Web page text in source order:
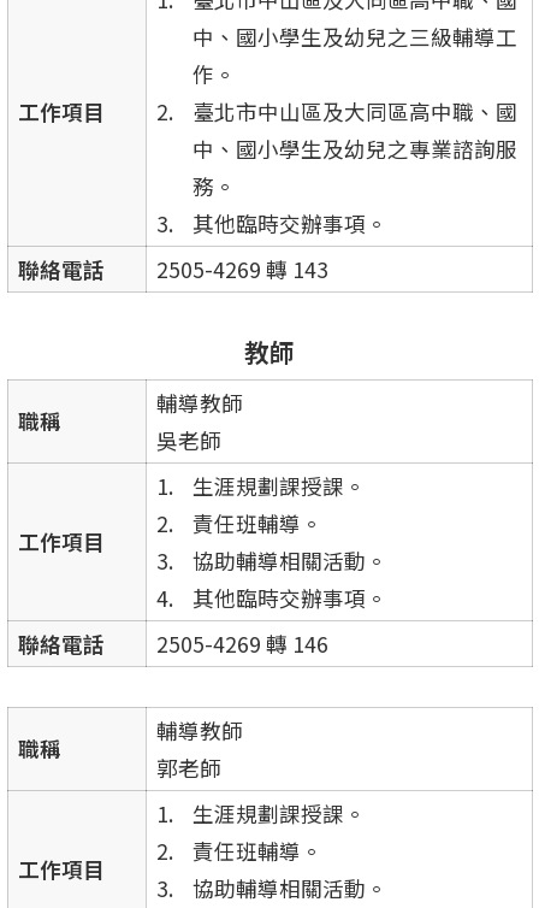
工作項目
中、國小學生及幼兒之三級輔導工
作。
臺北市中山區及大同區高中職、國
中、國小學生及幼兒之專業諮詢服
務。
其他臨時交辦事項。
聯絡電話
2505-4269 轉 143
教師
職稱
輔導教師
吳老師
工作項目
生涯規劃課授課。
責任班輔導。
協助輔導相關活動。
其他臨時交辦事項。
聯絡電話
2505-4269 轉 146
職稱
輔導教師
郭老師
工作項目
生涯規劃課授課。
責任班輔導。
協助輔導相關活動。